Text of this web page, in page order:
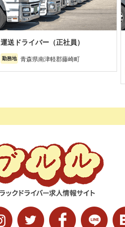
運送ドライバー（正社員）
勤務地 青森県南津軽郡藤崎町